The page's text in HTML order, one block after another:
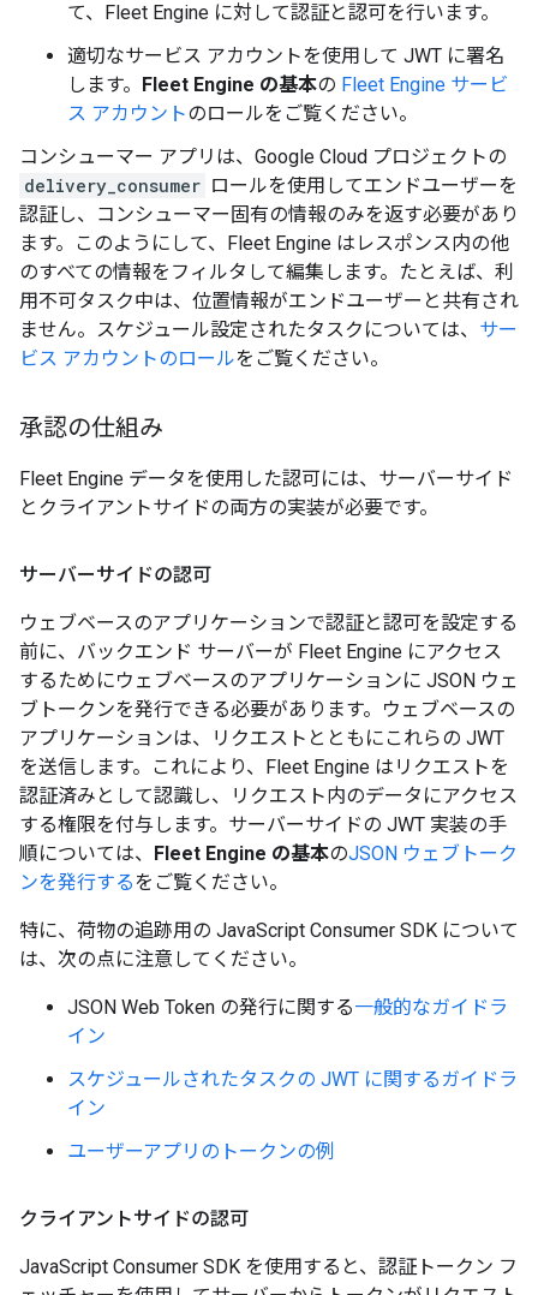
て、Fleet Engine に対して認証と認可を行います。
適切なサービス アカウントを使用して JWT に署名
します。 Fleet Engine の基本の Fleet Engine サービ
ス アカウントのロールをご覧ください。
コンシューマー アプリは、Google Cloud プロジェクトの
delivery_consumer ロールを使用してエンドユーザーを
認証し、コンシューマー固有の情報のみを返す必要があり
ます。このようにして、Fleet Engine はレスポンス内の他
のすべての情報をフィルタして編集します。たとえば、利
用不可タスク中は、位置情報がエンドユーザーと共有され
ません。スケジュール設定されたタスクについては、 サー
ビス アカウントのロールをご覧ください。
承認の仕組み
Fleet Engine データを使用した認可には、サーバーサイド
とクライアントサイドの両方の実装が必要です。
サーバーサイドの認可
ウェブベースのアプリケーションで認証と認可を設定する
前に、バックエンド サーバーが Fleet Engine にアクセス
するためにウェブベースのアプリケーションに JSON ウェ
ブトークンを発行できる必要があります。ウェブベースの
アプリケーションは、リクエストとともにこれらの JWT
を送信します。これにより、Fleet Engine はリクエストを
認証済みとして認識し、リクエスト内のデータにアクセス
する権限を付与します。サーバーサイドの JWT 実装の手
順については、 Fleet Engine の基本のJSON ウェブトーク
ンを発行するをご覧ください。
特に、荷物の追跡用の JavaScript Consumer SDK について
は、次の点に注意してください。
JSON Web Token の発行に関する一般的なガイドラ
イン
スケジュールされたタスクの JWT に関するガイドラ
イン
ユーザーアプリのトークンの例
クライアントサイドの認可
JavaScript Consumer SDK を使用すると、認証トークン フ